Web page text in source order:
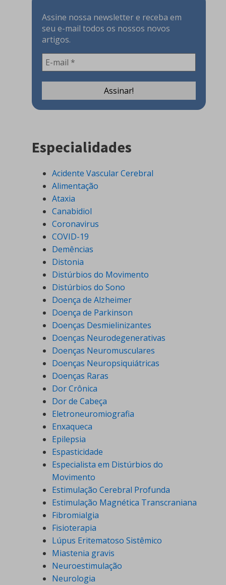
Assine nossa newsletter e receba em
seu e-mail todos os nossos novos
artigos.
Especialidades
Acidente Vascular Cerebral
Alimentação
Ataxia
Canabidiol
Coronavirus
COVID-19
Demências
Distonia
Distúrbios do Movimento
Distúrbios do Sono
Doença de Alzheimer
Doença de Parkinson
Doenças Desmielinizantes
Doenças Neurodegenerativas
Doenças Neuromusculares
Doenças Neuropsiquiátricas
Doenças Raras
Dor Crônica
Dor de Cabeça
Eletroneuromiografia
Enxaqueca
Epilepsia
Espasticidade
Especialista em Distúrbios do
Movimento
Estimulação Cerebral Profunda
Estimulação Magnética Transcraniana
Fibromialgia
Fisioterapia
Lúpus Eritematoso Sistêmico
Miastenia gravis
Neuroestimulação
Neurologia